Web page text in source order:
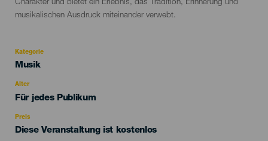
Charakter und bietet ein Erlebnis, das Tradition, Erinnerung und
musikalischen Ausdruck miteinander verwebt.
Kategorie
Categoría
evento
Musik
Alter
Edad
Für jedes Publikum
Preis
Diese Veranstaltung ist kostenlos